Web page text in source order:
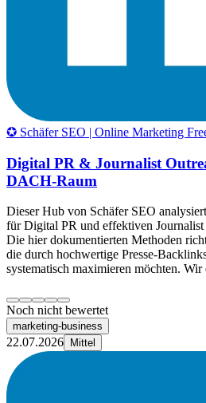
✪ Schäfer SEO | Online Marketing
Digital PR & Journalist
DACH-Raum
Dieser Hub von Schäfer SEO
für Digital PR und effektiven
Die hier dokumentierten Methoden
die durch hochwertige Presse-
systematisch maximieren möchten. Wir
Noch nicht bewertet
marketing-business
22.07.2026 Mittel